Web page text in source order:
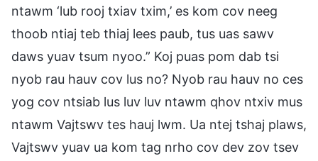
ntawm ‘lub rooj txiav txim,’ es kom cov neeg
thoob ntiaj teb thiaj lees paub, tus uas sawv
daws yuav tsum nyoo.” Koj puas pom dab tsi
nyob rau hauv cov lus no? Nyob rau hauv no ces
yog cov ntsiab lus luv luv ntawm qhov ntxiv mus
ntawm Vajtswv tes hauj lwm. Ua ntej tshaj plaws,
Vajtswv yuav ua kom tag nrho cov dev zov tsev